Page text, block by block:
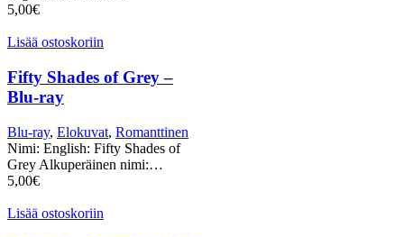
5,00€
Lisää ostoskoriin
Fifty Shades of Grey –
Blu-ray
Blu-ray, Elokuvat, Romanttinen
Nimi: English: Fifty Shades of
Grey Alkuperäinen nimi:…
5,00€
Lisää ostoskoriin